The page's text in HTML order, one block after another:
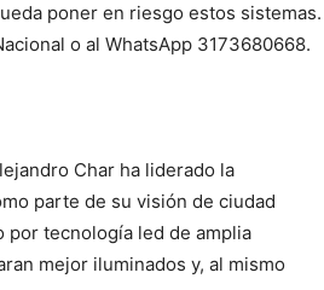
poner en riesgo estos sistemas.
o al WhatsApp 3173680668.
Char ha liderado la
parte de su visión de ciudad
por tecnología led de amplia
mejor iluminados y, al mismo